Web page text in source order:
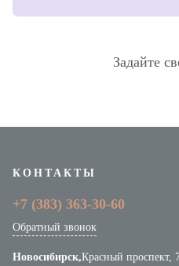
Задайте
КОНТАКТЫ
+7 (383) 363-30-60
Обратный звонок
Новосибирск,Красный проспект,